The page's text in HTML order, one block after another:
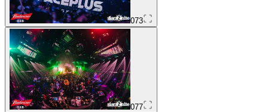
073
077